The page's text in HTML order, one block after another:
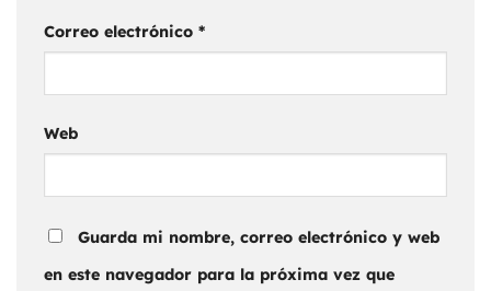
Correo electrónico *
Web
Guarda mi nombre, correo electrónico y web
en este navegador para la próxima vez que